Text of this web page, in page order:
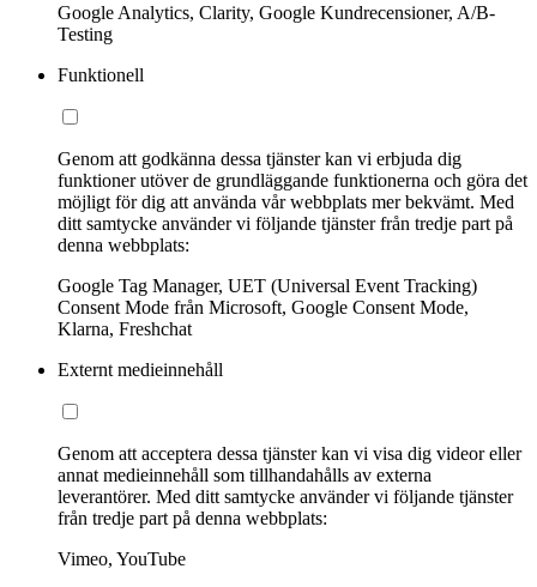
Google Analytics, Clarity, Google Kundrecensioner, A/B-
Testing
Funktionell
Genom att godkänna dessa tjänster kan vi erbjuda dig
funktioner utöver de grundläggande funktionerna och göra det
möjligt för dig att använda vår webbplats mer bekvämt. Med
ditt samtycke använder vi följande tjänster från tredje part på
denna webbplats:
Google Tag Manager, UET (Universal Event Tracking)
Consent Mode från Microsoft, Google Consent Mode,
Klarna, Freshchat
Externt medieinnehåll
Genom att acceptera dessa tjänster kan vi visa dig videor eller
annat medieinnehåll som tillhandahålls av externa
leverantörer. Med ditt samtycke använder vi följande tjänster
från tredje part på denna webbplats:
Vimeo, YouTube